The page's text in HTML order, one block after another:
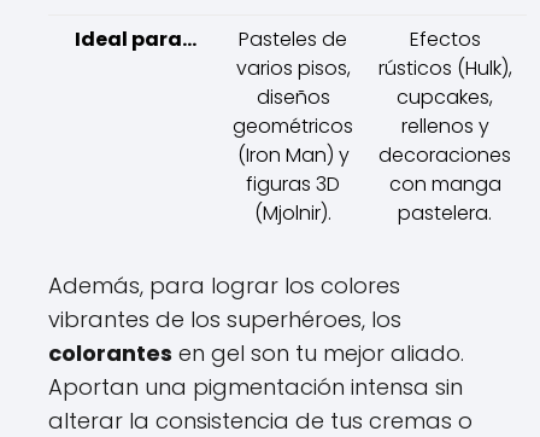
Ideal para...
Pasteles de
varios pisos,
diseños
geométricos
(Iron Man) y
figuras 3D
(Mjolnir).
Efectos
rústicos (Hulk),
cupcakes,
rellenos y
decoraciones
con manga
pastelera.
Además, para lograr los colores
vibrantes de los superhéroes, los
colorantes en gel son tu mejor aliado.
Aportan una pigmentación intensa sin
alterar la consistencia de tus cremas o